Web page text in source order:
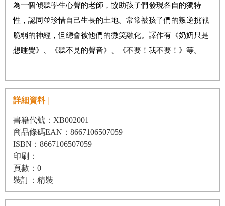
為一個傾聽學生心聲的老師，協助孩子們發現各自的獨特
性，認同並珍惜自己生長的土地。常常被孩子們的叛逆挑戰
脆弱的神經，但總會被他們的微笑融化。譯作有《奶奶只是
想睡覺》、《聽不見的聲音》、《不要！我不要！》等。
詳細資料 |
書籍代號：XB002001
商品條碼EAN：8667106507059
ISBN：8667106507059
印刷：
頁數：0
裝訂：精裝